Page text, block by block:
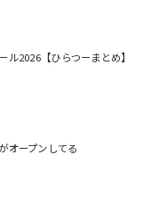
ル2026【ひらつーまとめ】
オープンしてる